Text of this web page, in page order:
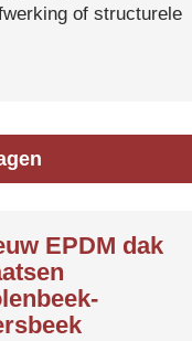
of structurele
EPDM dak